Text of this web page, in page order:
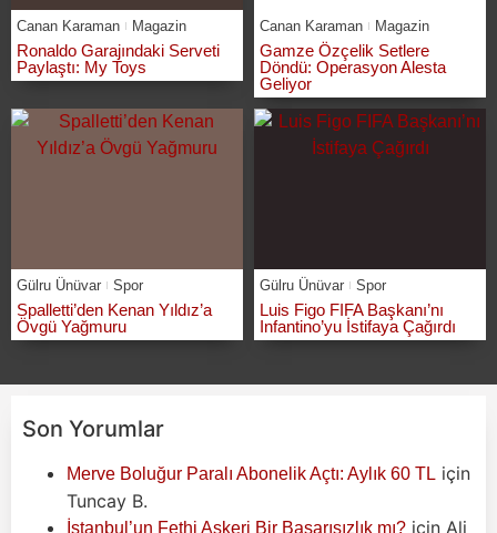
Canan Karaman Magazin
Ronaldo Garajındaki Serveti
Paylaştı: My Toys
Canan Karaman Magazin
Gamze Özçelik Setlere
Döndü: Operasyon Alesta
Geliyor
Gülru Ünüvar Spor
Spalletti’den Kenan Yıldız’a
Övgü Yağmuru
Gülru Ünüvar Spor
Luis Figo FIFA Başkanı’nı
Infantino’yu İstifaya Çağırdı
Son Yorumlar
Merve Boluğur Paralı Abonelik Açtı: Aylık 60 TL için
Tuncay B.
İstanbul’un Fethi Askeri Bir Başarısızlık mı? için Ali